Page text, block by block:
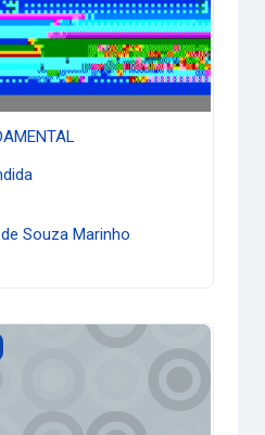
Souza Marinho